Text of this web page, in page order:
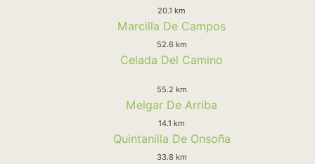
20.1 km
Marcilla De Campos
52.6 km
Celada Del Camino
55.2 km
Melgar De Arriba
14.1 km
Quintanilla De Onsoña
33.8 km